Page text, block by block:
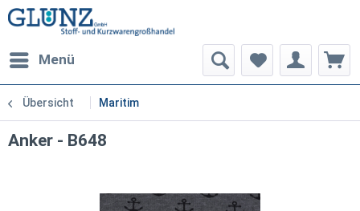
Menü
Übersicht Maritim
Anker - B648